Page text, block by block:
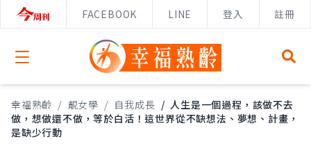
FACEBOOK LINE 登入 註冊
Open menu
幸福熟齡 / 靚女學 / 自我成長 / 人生是一個過程，該做不去
做，想做還不做，等於白活！這世界從不缺想法、夢想、計畫，
是缺少行動